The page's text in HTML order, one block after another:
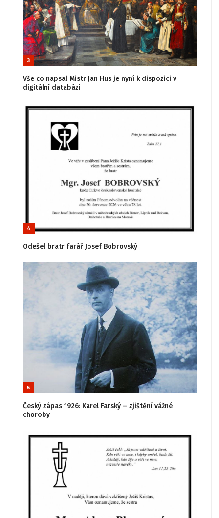
3
Vše co napsal Mistr Jan Hus je nyní k dispozici v
digitální databázi
4
Odešel bratr farář Josef Bobrovský
5
Český zápas 1926: Karel Farský – zjištění vážné
choroby